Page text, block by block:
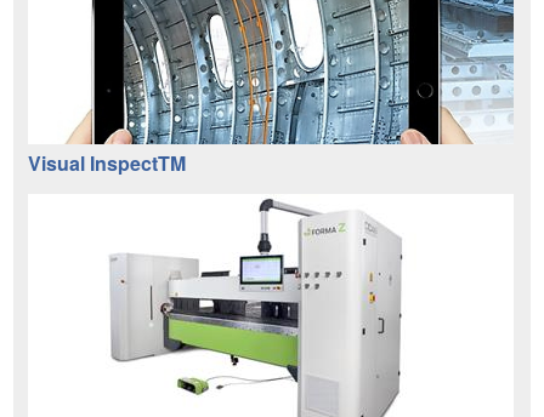
Visual InspectTM